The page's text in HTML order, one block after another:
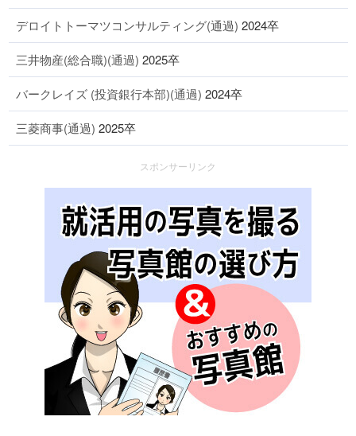
デロイトトーマツコンサルティング(通過) 2024卒
三井物産(総合職)(通過) 2025卒
バークレイズ (投資銀行本部)(通過) 2024卒
三菱商事(通過) 2025卒
スポンサーリンク